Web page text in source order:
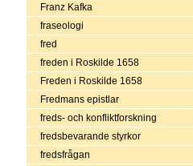
Franz Kafka
fraseologi
fred
freden i Roskilde 1658
Freden i Roskilde 1658
Fredmans epistlar
freds- och konfliktforskning
fredsbevarande styrkor
fredsfrågan